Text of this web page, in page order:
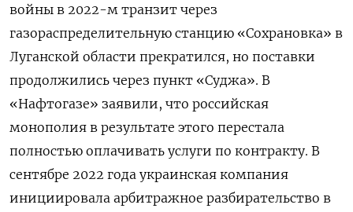
войны в 2022-м транзит через
газораспределительную станцию «Сохрановка» в
Луганской области прекратился, но поставки
продолжились через пункт «Суджа». В
«Нафтогазе» заявили, что российская
монополия в результате этого перестала
полностью оплачивать услуги по контракту. В
сентябре 2022 года украинская компания
инициировала арбитражное разбирательство в